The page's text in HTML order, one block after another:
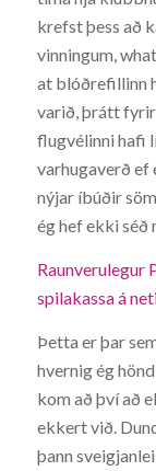
krefst þess að
vinningum,
at blóðrefillinn
varið, þrátt
flugvélinni hafi
varhugaverð ef
nýjar íbúðir
ég hef ekki séð
Raunverulegur
spilakassa á
Þetta er þar
hvernig ég
kom að því að
ekkert við.
þann